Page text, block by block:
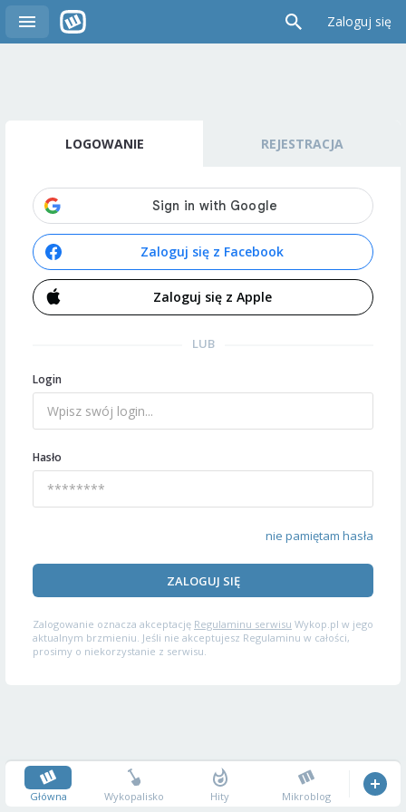
Zaloguj się
LOGOWANIE REJESTRACJA
Zaloguj się z Facebook
Zaloguj się z Apple
LUB
Login
Hasło
nie pamiętam hasła
ZALOGUJ SIĘ
Zalogowanie oznacza akceptację Regulaminu serwisu Wykop.pl w jego
aktualnym brzmieniu. Jeśli nie akceptujesz Regulaminu w całości,
prosimy o niekorzystanie z serwisu.
Główna Wykopalisko Hity Mikroblog